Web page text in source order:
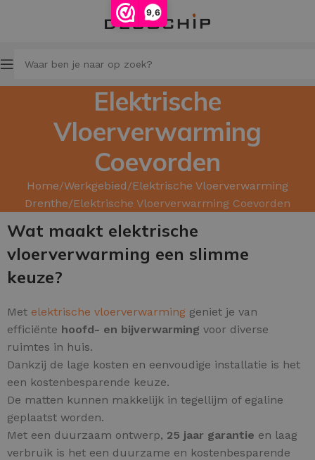
9,6
Elektrische
Vloerverwarming
Coevorden
Home Werkgebied Elektrische Vloerverwarming
Drenthe Elektrische Vloerverwarming Coevorden
Wat maakt elektrische
vloerverwarming een slimme
keuze?
Met elektrische vloerverwarming geniet je van
efficiënte hoofd- en bijverwarming voor diverse
ruimtes in huis.
Dankzij de lage kosten en eenvoudige installatie is het
een kostenbesparende keuze.
De matten kunnen makkelijk in tegellijm of egaline
geplaatst worden.
Met een duurzaam ontwerp, 25 jaar garantie en laag
verbruik is het een duurzame en kostenbesparende